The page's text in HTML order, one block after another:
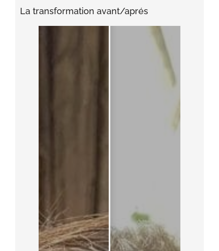
La transformation avant/aprés